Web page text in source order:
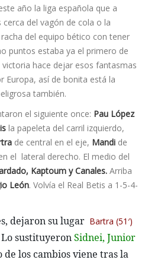
año la liga española que a
del vagón de cola o la
del equipo bético con tener
puntos estaba ya el primero de
hace dejar esos fantasmas
Europa, así de bonita está la
también.
el siguiente once: Pau López
la papeleta del carril izquierdo,
de central en el eje, Mandi de
el lateral derecho. El medio del
Kaptoum y Canales. Arriba
León. Volví­a el Real Betis a 1-5-4-
dejaron su lugar Bartra (51′)
Lo sustituyeronSidnei, Junior
de los cambios viene tras la